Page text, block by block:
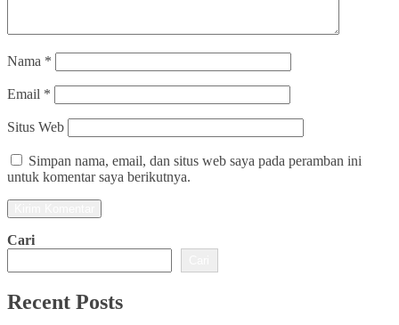
Nama *
Email *
Situs Web
Simpan nama, email, dan situs web saya pada peramban ini
untuk komentar saya berikutnya.
Cari
Recent Posts